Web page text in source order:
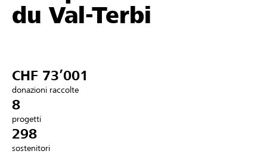
Aiuto & supporto
Collegarsi
du Val-Terbi
CHF 73’001
donazioni raccolte
8
progetti
298
sostenitori